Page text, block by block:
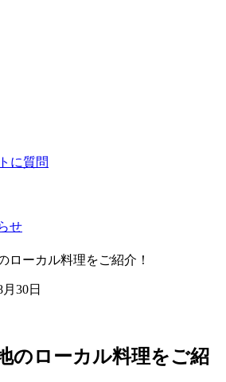
に質問
せ
ローカル料理をご紹介！
30日
のローカル料理をご紹